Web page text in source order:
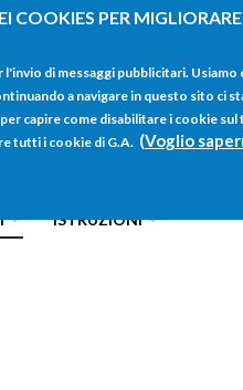
COOKIES PER
di messaggi pubblicitari. Usiamo
a navigare in questo sito ci
capire come disabilitare i cookie
tutti i cookie di G.A. (Voglio
ISTRUZIONI